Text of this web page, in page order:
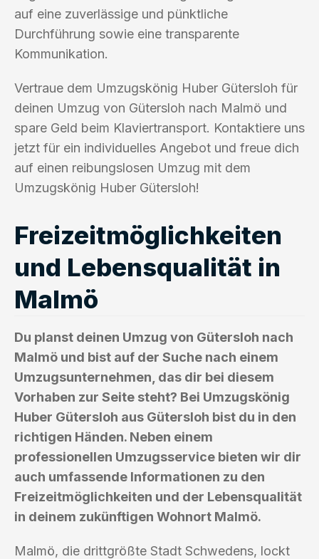
auf eine zuverlässige und pünktliche
Durchführung sowie eine transparente
Kommunikation.
Vertraue dem Umzugskönig Huber Gütersloh für
deinen Umzug von Gütersloh nach Malmö und
spare Geld beim Klaviertransport. Kontaktiere uns
jetzt für ein individuelles Angebot und freue dich
auf einen reibungslosen Umzug mit dem
Umzugskönig Huber Gütersloh!
Freizeitmöglichkeiten
und Lebensqualität in
Malmö
Du planst deinen Umzug von Gütersloh nach
Malmö und bist auf der Suche nach einem
Umzugsunternehmen, das dir bei diesem
Vorhaben zur Seite steht? Bei Umzugskönig
Huber Gütersloh aus Gütersloh bist du in den
richtigen Händen. Neben einem
professionellen Umzugsservice bieten wir dir
auch umfassende Informationen zu den
Freizeitmöglichkeiten und der Lebensqualität
in deinem zukünftigen Wohnort Malmö.
Malmö, die drittgrößte Stadt Schwedens, lockt